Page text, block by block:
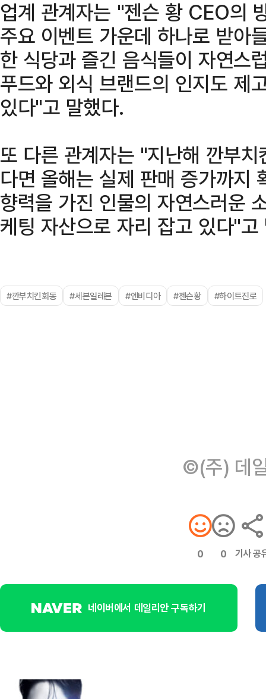
업계 관계자는 "젠슨 황 CEO의
주요 이벤트 가운데 하나로 받아
한 식당과 즐긴 음식들이 자연스
푸드와 외식 브랜드의 인지도 제
있다"고 말했다.
또 다른 관계자는 "지난해 깐부
다면 올해는 실제 판매 증가까지
향력을 가진 인물의 자연스러운
케팅 자산으로 자리 잡고 있다"고
#깐부치킨회동 #세븐일레븐 #엔비디아 #젠슨황 #하이트진로
©(주) 데
0 0 기사 공
네이버에서 데일리안 구독하기